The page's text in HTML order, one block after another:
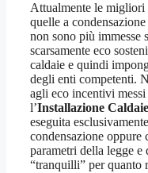
Attualmente le migliori
quelle a
non sono più immesse
scarsamente eco
caldaie e quindi
degli enti competenti.
agli eco incentivi
l’Installazione
eseguita
condensazione oppure
parametri della legge e
“tranquilli” per quanto